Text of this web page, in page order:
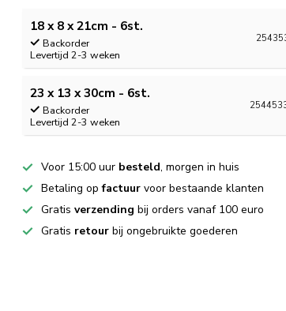
18 x 8 x 21cm - 6st.
Backorder
Levertijd 2-3 weken
23 x 13 x 30cm - 6st.
Backorder
Levertijd 2-3 weken
Voor 15:00 uur besteld, morgen in huis
Betaling opfactuur voor bestaande klanten
Gratisverzending bij orders vanaf 100 euro
Gratis retour bij ongebruikte goederen